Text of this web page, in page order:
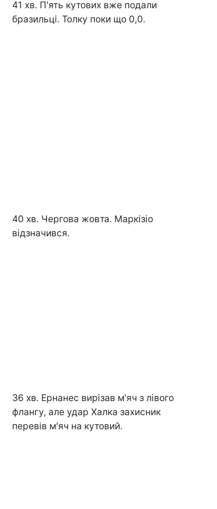
41 хв. П'ять кутових вже подали
бразильці. Толку поки що 0,0.
40 хв. Чергова жовта. Маркізіо
відзначився.
36 хв. Ернанес вирізав м'яч з лівого
флангу, але удар Халка захисник
перевів м'яч на кутовий.